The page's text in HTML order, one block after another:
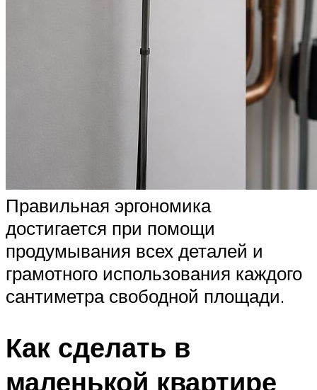
Правильная эргономика
достигается при помощи
продумывания всех деталей и
грамотного использования каждого
сантиметра свободной площади.
Как сделать в
маленькой квартире